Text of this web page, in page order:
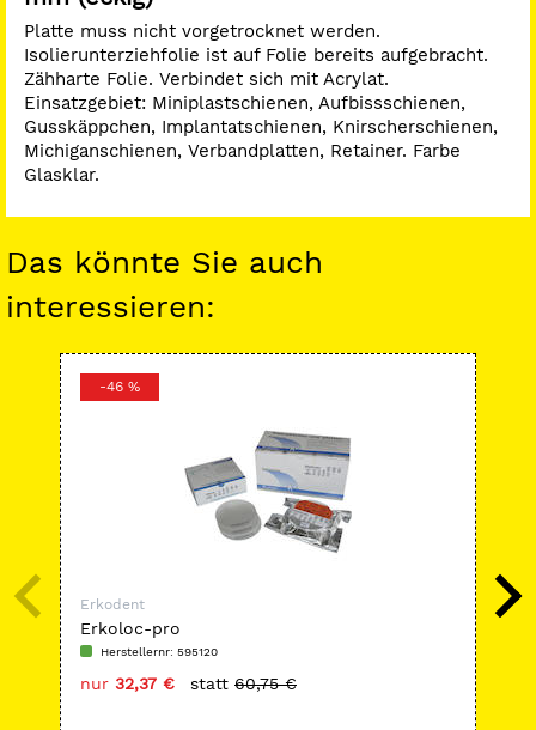
Platte muss nicht vorgetrocknet werden.
Isolierunterziehfolie ist auf Folie bereits aufgebracht.
Zähharte Folie. Verbindet sich mit Acrylat.
Einsatzgebiet: Miniplastschienen, Aufbissschienen,
Gusskäppchen, Implantatschienen, Knirscherschienen,
Michiganschienen, Verbandplatten, Retainer. Farbe
Glasklar.
Das könnte Sie auch
interessieren:
-46 %
Erkodent
Erkoloc-pro
Herstellernr: 595120
nur 32,37 € statt 60,75 €